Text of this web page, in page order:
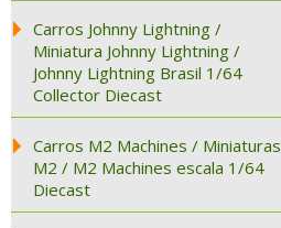
Carros Johnny Lightning /
Miniatura Johnny Lightning /
Johnny Lightning Brasil 1/64
Collector Diecast
Carros M2 Machines / Miniaturas
M2 / M2 Machines escala 1/64
Diecast